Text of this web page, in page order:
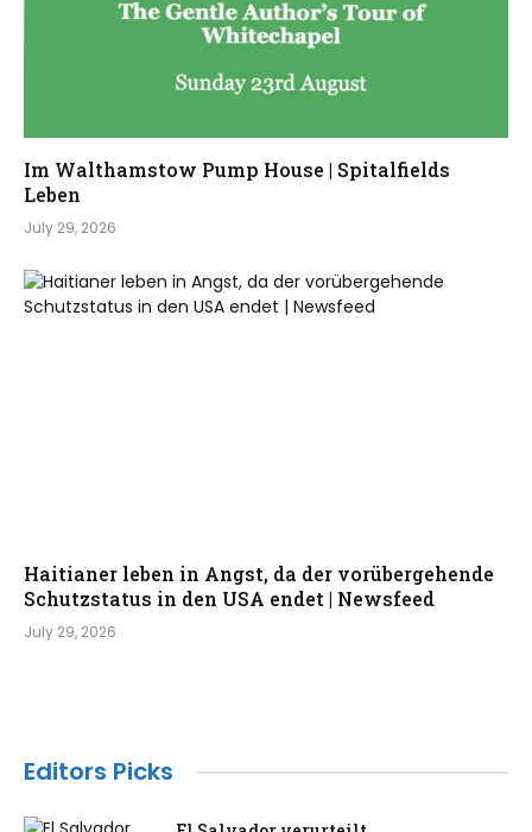
Im Walthamstow Pump House | Spitalfields
Leben
July 29, 2026
Haitianer leben in Angst, da der vorübergehende
Schutzstatus in den USA endet | Newsfeed
July 29, 2026
Editors Picks